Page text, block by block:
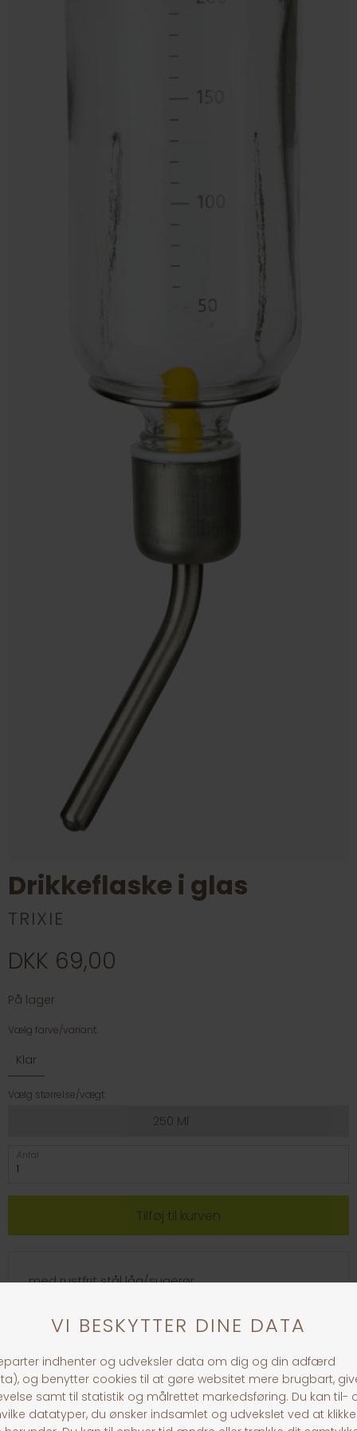
Drikkeflaske i glas
TRIXIE
DKK 69,00
På lager
Vælg farve/variant:
Klar
Vælg størrelse/vægt:
250 Ml
Antal
med rustfrit stål låg/sugerør
sikker fastgørelse vha. trækfjeder/rille og tråd-
med kugleventil